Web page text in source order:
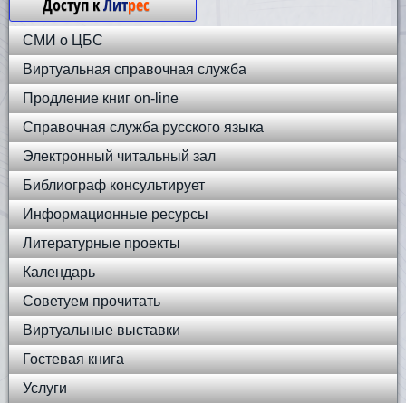
Доступ кЛитрес
СМИ о ЦБС
Виртуальная справочная служба
Продление книг on-line
Справочная служба русского языка
Электронный читальный зал
Библиограф консультирует
Информационные ресурсы
Литературные проекты
Календарь
Советуем прочитать
Виртуальные выставки
Гостевая книга
Услуги